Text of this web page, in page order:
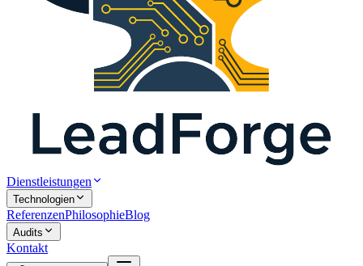
Dienstleistungen
Technologien
ReferenzenPhilosophieBlog
Audits
Kontakt